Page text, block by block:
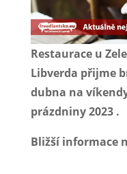
Restaurace u
Libverda přijme
dubna na
prázdniny 2023 .
Bližší informace